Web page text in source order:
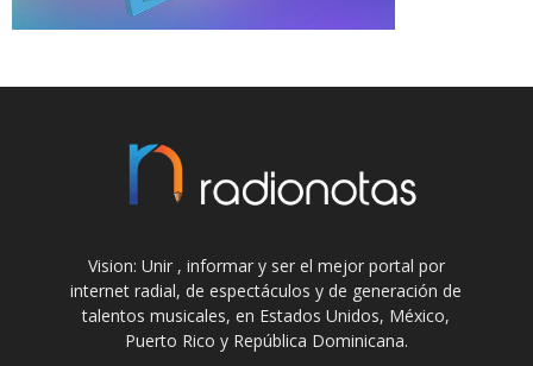
Vision: Unir , informar y ser el mejor portal por
internet radial, de espectáculos y de generación de
talentos musicales, en Estados Unidos, México,
Puerto Rico y República Dominicana.